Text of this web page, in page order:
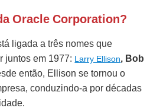
Oracle Corporation?
ligada a três nomes que
juntos em 1977: Larry Ellison, Bob
então, Ellison se tornou o
conduzindo-a por décadas